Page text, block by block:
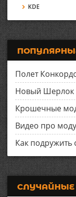
KDE
Полет
Новый Шерлок
Крошечные
Видео про
Как подружить
СЛУЧАЙНЫЕ